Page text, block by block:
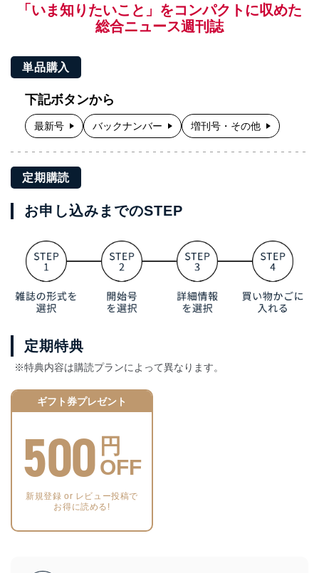
「いま知りたいこと」をコンパクトに収めた
総合ニュース週刊誌
単品購入
下記ボタンから
最新号 バックナンバー 増刊号・その他
定期購読
お申し込みまでのSTEP
定期特典
※特典内容は購読プランによって異なります。
ギフト券プレゼント
500 円
OFF
新規登録 or レビュー投稿で
お得に読める!